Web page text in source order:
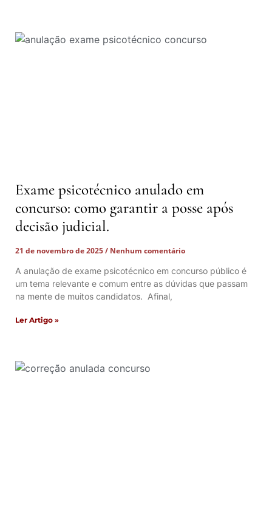
Exame psicotécnico anulado em
concurso: como garantir a posse após
decisão judicial.
21 de novembro de 2025
Nenhum comentário
A anulação de exame psicotécnico em concurso público é
um tema relevante e comum entre as dúvidas que passam
na mente de muitos candidatos. Afinal,
Ler Artigo »